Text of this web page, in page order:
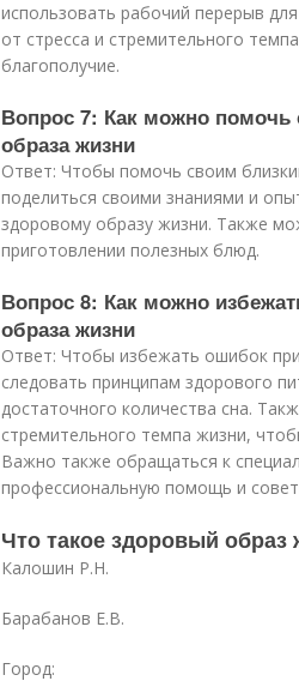
использовать рабочий перерыв
от стресса и стремительного
благополучие.
Вопрос 7: Как можно помочь
образа жизни
Ответ: Чтобы помочь своим
поделиться своими знаниями и
здоровому образу жизни. Также
приготовлении полезных блюд.
Вопрос 8: Как можно
образа жизни
Ответ: Чтобы избежать ошибок
следовать принципам здорового
достаточного количества сна.
стремительного темпа жизни,
Важно также обращаться к
профессиональную помощь и
Что такое здоровый образ
Калошин Р.Н.
Барабанов Е.В.
Город: